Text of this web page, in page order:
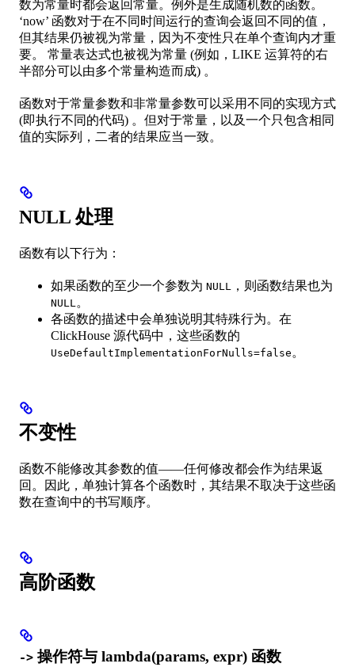
数为常量时都会返回常量。例外是生成随机数的函数。
‘now’ 函数对于在不同时间运行的查询会返回不同的值，
但其结果仍被视为常量，因为不变性只在单个查询内才重
要。 常量表达式也被视为常量 (例如，LIKE 运算符的右
半部分可以由多个常量构造而成) 。
函数对于常量参数和非常量参数可以采用不同的实现方式
(即执行不同的代码) 。但对于常量，以及一个只包含相同
值的实际列，二者的结果应当一致。
NULL 处理
函数有以下行为：
如果函数的至少一个参数为 NULL ，则函数结果也为
NULL。
各函数的描述中会单独说明其特殊行为。在
ClickHouse 源代码中，这些函数的
UseDefaultImplementationForNulls=false 。
不变性
函数不能修改其参数的值——任何修改都会作为结果返
回。因此，单独计算各个函数时，其结果不取决于这些函
数在查询中的书写顺序。
高阶函数
-> 操作符与 lambda(params, expr) 函数